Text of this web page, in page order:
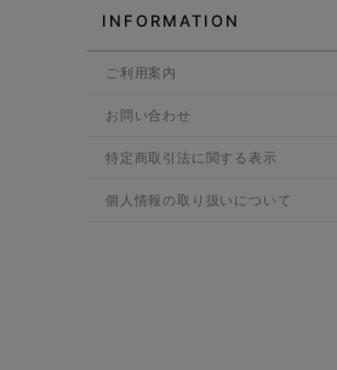
INFORMATION
ご利用案内
お問い合わせ
特定商取引法に関する表示
個人情報の取り扱いについて